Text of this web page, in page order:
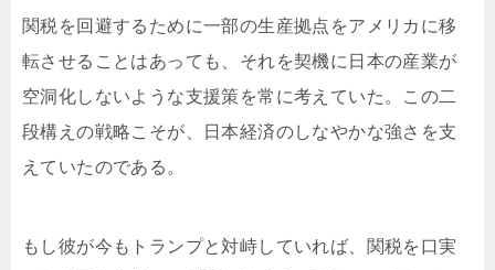
関税を回避するために一部の生産拠点をアメリカに移
転させることはあっても、それを契機に日本の産業が
空洞化しないような支援策を常に考えていた。この二
段構えの戦略こそが、日本経済のしなやかな強さを支
えていたのである。
もし彼が今もトランプと対峙していれば、関税を口実